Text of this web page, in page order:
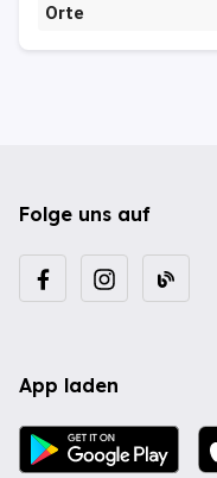
Orte
Folge uns auf
App laden